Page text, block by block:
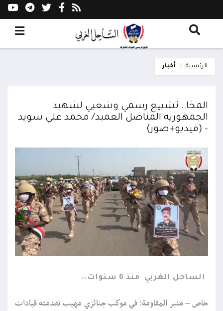
الرئيسية أخبار
‏المخا.. تشييع رسمي وشعبي لشهيد
الجمهورية المناضل العميد/ محمد علي سويد
– (فيديو+صور)
الساحل الغربي منذ 6 سنوات
خاص – منبر المقاومة: في موكب جنائزي مهيب تقدمته قيادات